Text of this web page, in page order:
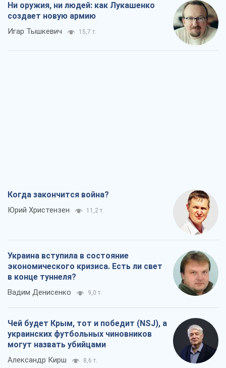
Ни оружия, ни людей: как Лукашенко
создает новую армию
Игар Тышкевич 15,7 т.
Когда закончится война?
Юрий Христензен 11,2 т.
Украина вступила в состояние
экономического кризиса. Есть ли свет
в конце туннеля?
Вадим Денисенко 9,0 т.
Чей будет Крым, тот и победит (NSJ), а
украинских футбольных чиновников
могут назвать убийцами
Александр Кирш 8,6 т.